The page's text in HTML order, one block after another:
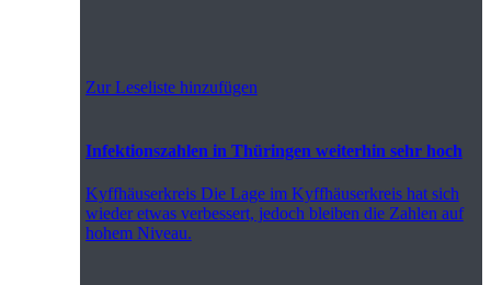
Zur Leseliste hinzufügen
Infektionszahlen in Thüringen weiterhin sehr hoch
KyffhäuserkreisDie Lage im Kyffhäuserkreis hat sich
wieder etwas verbessert, jedoch bleiben die Zahlen auf
hohem Niveau.